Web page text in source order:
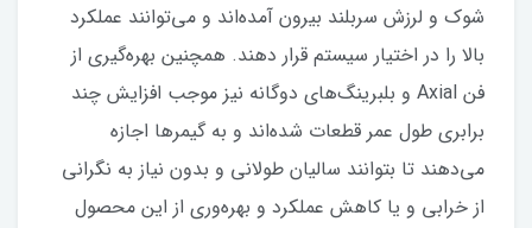
شوک و لرزش سربلند بیرون آمده‌اند و می‌توانند عملکرد
بالا را در اختیار سیستم قرار دهند. همچنین بهره‌گیری از
فن Axial و بلبرینگ‌های دوگانه نیز موجب افزایش چند
برابری طول عمر قطعات شده‌اند و به گیمرها اجازه
می‌دهند تا بتوانند سالیان طولانی و بدون نیاز به نگرانی
از خرابی و یا کاهش عملکرد و بهره‌وری از این محصول